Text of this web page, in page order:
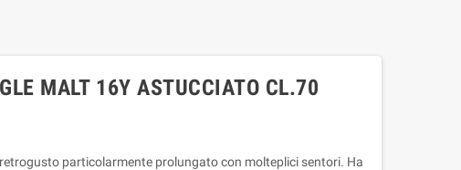
MALT 16Y ASTUCCIATO CL.70
particolarmente prolungato con molteplici sentori. Ha